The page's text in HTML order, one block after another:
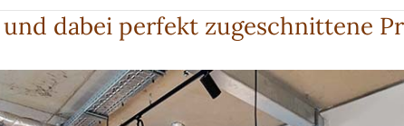
dabei perfekt zugeschnittene